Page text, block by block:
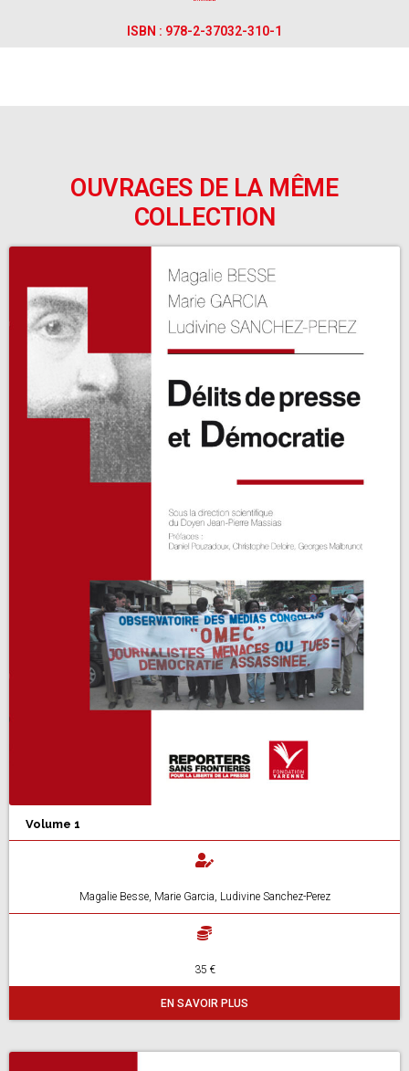
ISBN : 978-2-37032-310-1
OUVRAGES DE LA MÊME
COLLECTION
Volume 1
Magalie Besse, Marie Garcia, Ludivine Sanchez-Perez
35 €
EN SAVOIR PLUS